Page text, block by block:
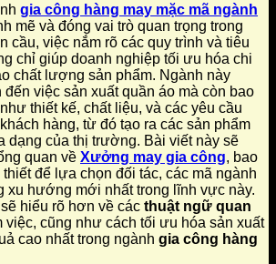
gia công hàng may mặc mã ngành
mẽ và đóng vai trò quan trọng trong
cầu, việc nắm rõ các quy trình và tiêu
chỉ giúp doanh nghiệp tối ưu hóa chi
chất lượng sản phẩm. Ngành này
đến việc sản xuất quần áo mà còn bao
thiết kế, chất liệu, và các yêu cầu
hàng, từ đó tạo ra các sản phẩm
dạng của thị trường. Bài viết này sẽ
quan về Xưởng may gia công, bao
để lựa chọn đối tác, các mã ngành
xu hướng mới nhất trong lĩnh vực này.
hiểu rõ hơn về các thuật ngữ quan
việc, cũng như cách tối ưu hóa sản xuất
cao nhất trong ngành gia công hàng